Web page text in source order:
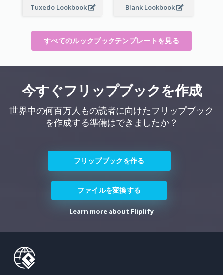
Tuxedo Lookbook Blank Lookbook
すべてのルックブックテンプレートを見る
今すぐフリップブックを作成
世界中の何百万人もの読者に向けたフリップブック
を作成する準備はできましたか？
フリップブックを作る
ファイルを変換する
Learn more about Fliplify